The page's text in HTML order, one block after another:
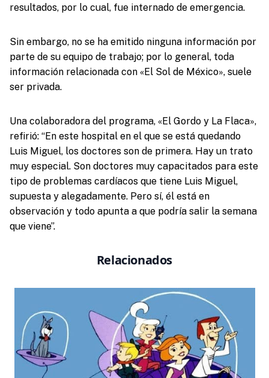
resultados, por lo cual, fue internado de emergencia.
Sin embargo, no se ha emitido ninguna información por
parte de su equipo de trabajo; por lo general, toda
información relacionada con «El Sol de México», suele
ser privada.
Una colaboradora del programa, «El Gordo y La Flaca»,
refirió: “En este hospital en el que se está quedando
Luis Miguel, los doctores son de primera. Hay un trato
muy especial. Son doctores muy capacitados para este
tipo de problemas cardíacos que tiene Luis Miguel,
supuesta y alegadamente. Pero sí, él está en
observación y todo apunta a que podría salir la semana
que viene”.
Relacionados